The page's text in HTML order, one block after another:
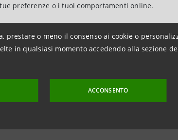
preferenze o i tuoi comportamenti online.
prestare o meno il consenso ai cookie o
in qualsiasi momento accedendo alla sezione
ACCONSENTO
Divisione IMI CIB ha agito in qualità di
Sanpaolo conferma il proprio impegno nel
principali realtà industriali,